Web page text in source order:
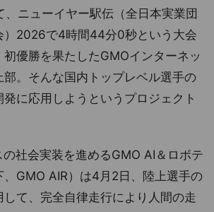
、ニューイヤー駅伝（全日本実業団
）2026で4時間44分0秒という大会
優勝を果たしたGMOインターネッ
部。そんな国内トップレベル選手の
発に応用しようというプロジェクト
社会実装を進めるGMO AI＆ロボテ
、GMO AIR）は4月2日、陸上選手の
て、完全自律走行により人間の走